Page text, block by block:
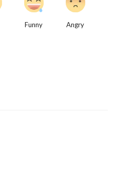
Funny Angry